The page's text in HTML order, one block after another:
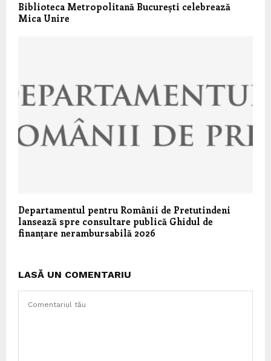
Biblioteca Metropolitană București celebrează
Mica Unire
Departamentul pentru Românii de Pretutindeni
lansează spre consultare publică Ghidul de
finanțare nerambursabilă 2026
LASĂ UN COMENTARIU